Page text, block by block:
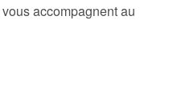
accompagnent au